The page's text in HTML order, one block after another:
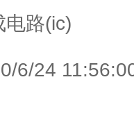
电路(ic)
6/24